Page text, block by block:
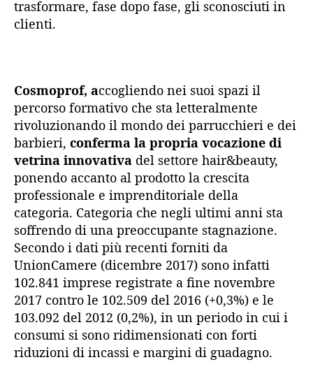
trasformare, fase dopo fase, gli sconosciuti in
clienti.
Cosmoprof, accogliendo nei suoi spazi il
percorso formativo che sta letteralmente
rivoluzionando il mondo dei parrucchieri e dei
barbieri, conferma la propria vocazione di
vetrina innovativa del settore hair&beauty,
ponendo accanto al prodotto la crescita
professionale e imprenditoriale della
categoria. Categoria che negli ultimi anni sta
soffrendo di una preoccupante stagnazione.
Secondo i dati più recenti forniti da
UnionCamere (dicembre 2017) sono infatti
102.841 imprese registrate a fine novembre
2017 contro le 102.509 del 2016 (+0,3%) e le
103.092 del 2012 (0,2%), in un periodo in cui i
consumi si sono ridimensionati con forti
riduzioni di incassi e margini di guadagno.